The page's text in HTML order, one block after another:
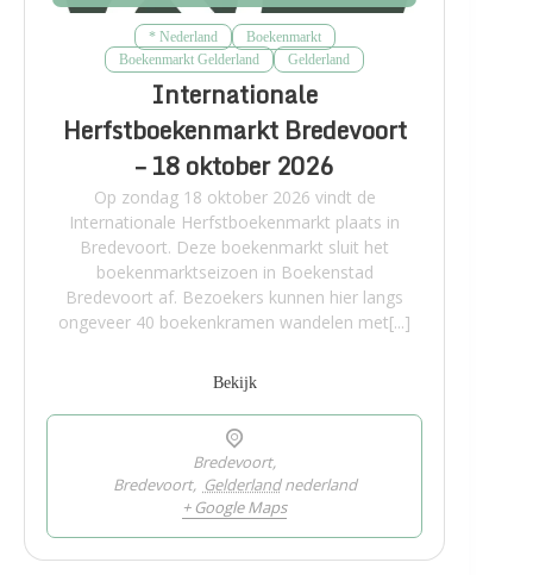
* Nederland
Boekenmarkt
Boekenmarkt Gelderland
Gelderland
Internationale
Herfstboekenmarkt Bredevoort
– 18 oktober 2026
Op zondag 18 oktober 2026 vindt de
Internationale Herfstboekenmarkt plaats in
Bredevoort. Deze boekenmarkt sluit het
boekenmarktseizoen in Boekenstad
Bredevoort af. Bezoekers kunnen hier langs
ongeveer 40 boekenkramen wandelen met[...]
Bekijk
Bredevoort,
Bredevoort, Gelderland nederland
+ Google Maps